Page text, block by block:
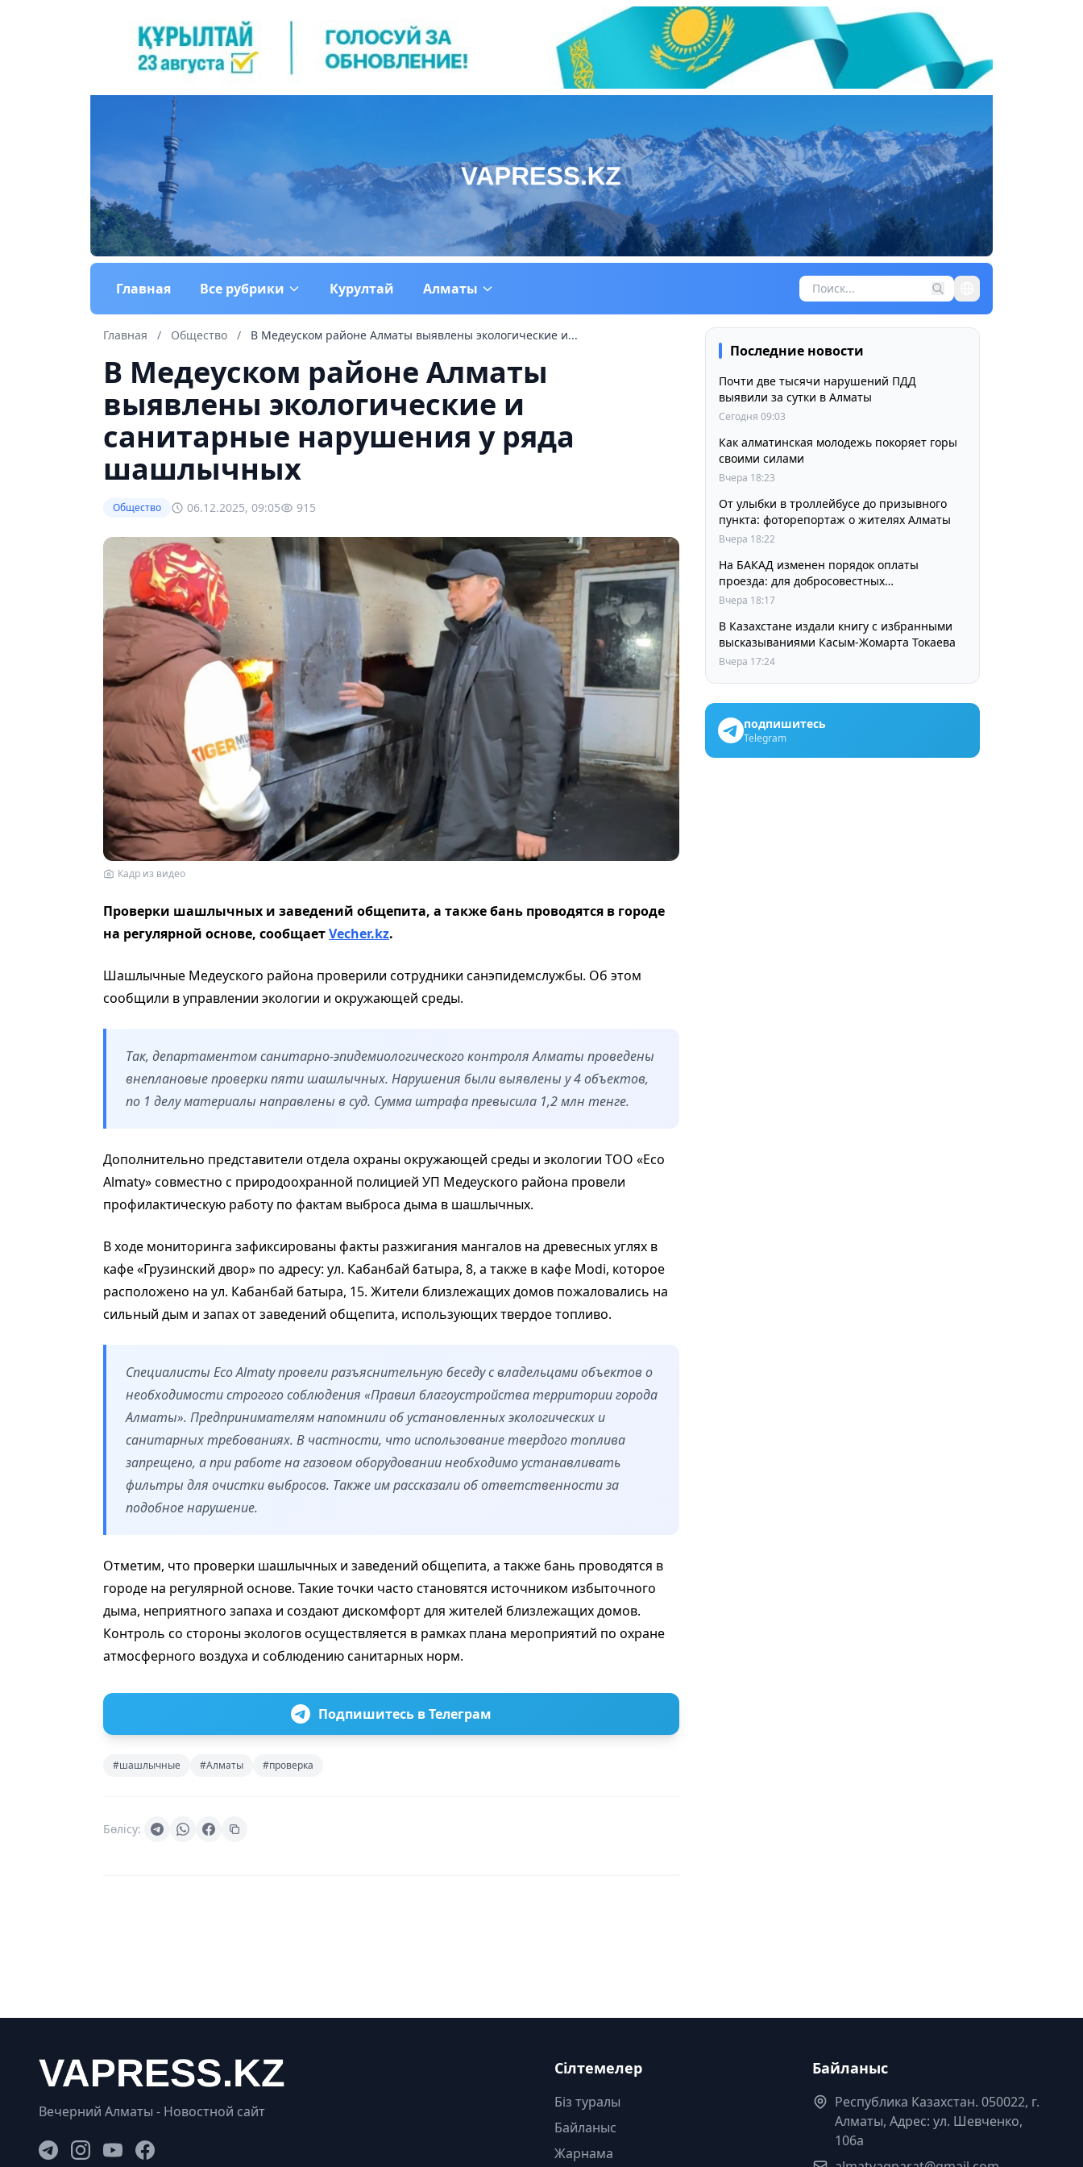
Главная Все рубрики Курултай Алматы
Главная / Общество / В Медеуском районе Алматы выявлены экологические и...
В Медеуском районе Алматы
выявлены экологические и
санитарные нарушения у ряда
шашлычных
Общество 06.12.2025, 09:05 915
Кадр из видео
Проверки шашлычных и заведений общепита, а также бань проводятся в городе
на регулярной основе, сообщаетVecher.kz.
Шашлычные Медеуского района проверили сотрудники санэпидемслужбы. Об этом
сообщили в управлении экологии и окружающей среды.
Так, департаментом санитарно-эпидемиологического контроля Алматы проведены
внеплановые проверки пяти шашлычных. Нарушения были выявлены у 4 объектов,
по 1 делу материалы направлены в суд. Сумма штрафа превысила 1,2 млн тенге.
Дополнительно представители отдела охраны окружающей среды и экологии ТОО «Eco
Almaty» совместно с природоохранной полицией УП Медеуского района провели
профилактическую работу по фактам выброса дыма в шашлычных.
В ходе мониторинга зафиксированы факты разжигания мангалов на древесных углях в
кафе «Грузинский двор» по адресу: ул. Кабанбай батыра, 8, а также в кафе Modi, которое
расположено на ул. Кабанбай батыра, 15. Жители близлежащих домов пожаловались на
сильный дым и запах от заведений общепита, использующих твердое топливо.
Специалисты Eco Almaty провели разъяснительную беседу с владельцами объектов о
необходимости строгого соблюдения «Правил благоустройства территории города
Алматы». Предпринимателям напомнили об установленных экологических и
санитарных требованиях. В частности, что использование твердого топлива
запрещено, а при работе на газовом оборудовании необходимо устанавливать
фильтры для очистки выбросов. Также им рассказали об ответственности за
подобное нарушение.
Отметим, что проверки шашлычных и заведений общепита, а также бань проводятся в
городе на регулярной основе. Такие точки часто становятся источником избыточного
дыма, неприятного запаха и создают дискомфорт для жителей близлежащих домов.
Контроль со стороны экологов осуществляется в рамках плана мероприятий по охране
атмосферного воздуха и соблюдению санитарных норм.
Подпишитесь в Телеграм
#шашлычные #Алматы #проверка
Бөлісу:
Последние новости
Почти две тысячи нарушений ПДД
выявили за сутки в Алматы
Сегодня 09:03
Как алматинская молодежь покоряет горы
своими силами
Вчера 18:23
От улыбки в троллейбусе до призывного
пункта: фоторепортаж о жителях Алматы
Вчера 18:22
На БАКАД изменен порядок оплаты
проезда: для добросовестных
пользователей стоимость остается
Вчера 18:17
В Казахстане издали книгу с избранными
высказываниями Касым-Жомарта Токаева
Вчера 17:24
подпишитесь
Telegram
Вечерний Алматы - Новостной сайт
Сілтемелер
Біз туралы
Байланыс
Жарнама
Байланыс
Республика Казахстан. 050022, г.
Алматы, Адрес: ул. Шевченко,
106а